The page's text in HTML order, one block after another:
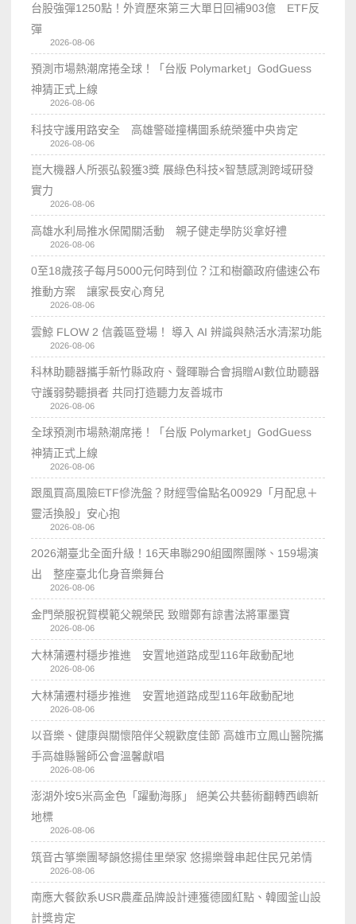
台股強彈1250點！外資歷來第三大單日回補903億 ETF反
彈
2026-08-06
預測市場熱潮席捲全球！「台版 Polymarket」GodGuess
神猜正式上線
2026-08-06
科技守護用路安全 高雄警碰撞構圖系統榮獲中央肯定
2026-08-06
崑大機器人所張弘毅獲3獎 展綠色科技×智慧感測跨域研發
實力
2026-08-06
高雄水利局推水保闖關活動 親子健走學防災拿好禮
2026-08-06
0至18歲孩子每月5000元何時到位？江和樹籲政府儘速公布
推動方案 讓家長安心育兒
2026-08-06
雲鯨 FLOW 2 信義區登場！ 導入 AI 辨識與熱活水清潔功能
2026-08-06
科林助聽器攜手新竹縣政府、聲暉聯合會捐贈AI數位助聽器
守護弱勢聽損者 共同打造聽力友善城市
2026-08-06
全球預測市場熱潮席捲！「台版 Polymarket」GodGuess
神猜正式上線
2026-08-06
跟風買高風險ETF慘洗盤？財經雪倫點名00929「月配息＋
靈活換股」安心抱
2026-08-06
2026潮臺北全面升級！16天串聯290組國際團隊、159場演
出 整座臺北化身音樂舞台
2026-08-06
金門榮服祝賀模範父親榮民 致贈鄭有諒書法將軍墨寶
2026-08-06
大林蒲遷村穩步推進 安置地道路成型116年啟動配地
2026-08-06
大林蒲遷村穩步推進 安置地道路成型116年啟動配地
2026-08-06
以音樂、健康與關懷陪伴父親歡度佳節 高雄市立鳳山醫院攜
手高雄縣醫師公會溫馨獻唱
2026-08-06
澎湖外垵5米高金色「躍動海豚」 絕美公共藝術翻轉西嶼新
地標
2026-08-06
筑音古箏樂團琴韻悠揚佳里榮家 悠揚樂聲串起住民兄弟情
2026-08-06
南應大餐飲系USR農產品牌設計連獲德國紅點、韓國釜山設
計獎肯定